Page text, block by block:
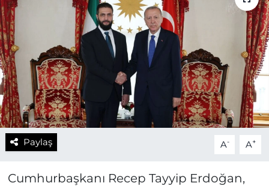
Paylaş A- A+
Cumhurbaşkanı Recep Tayyip Erdoğan,